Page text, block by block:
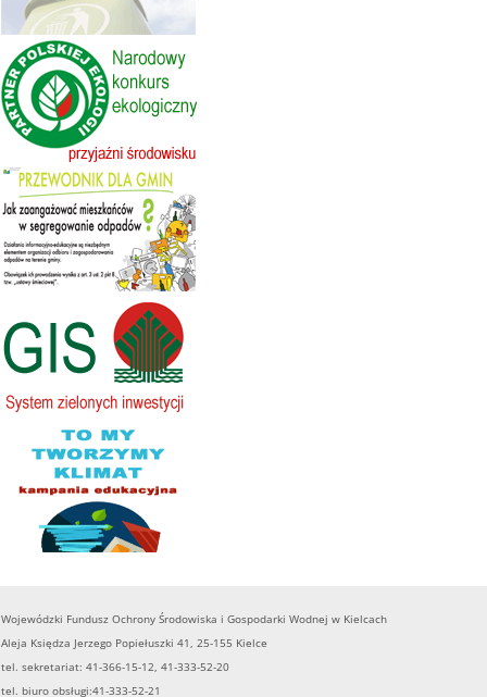
Wojewódzki Fundusz Ochrony Środowiska i Gospodarki Wodnej w Kielcach
Aleja Księdza Jerzego Popiełuszki 41, 25-155 Kielce
tel. sekretariat: 41-366-15-12, 41-333-52-20
tel. biuro obsługi:41-333-52-21